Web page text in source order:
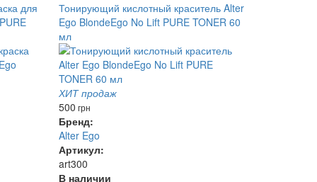
для
Тонирующий кислотный краситель Alter
Ego BlondeEgo No Lift PURE TONER 60
мл
ХИТ продаж
500 грн
Бренд:
Alter Ego
Артикул:
art300
В наличии